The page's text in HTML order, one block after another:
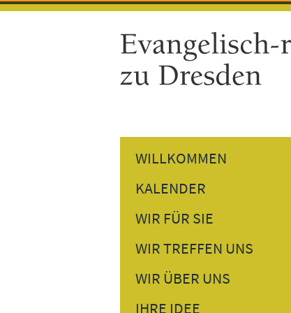
WILLKOMMEN
KALENDER
GOTTESDIENSTE
GEMEINDETERMINE
WIR FÜR SIE
PREDIGTEN NACHHÖREN
PERSÖNLICHES GESPRÄCH
WIR TREFFEN UNS
DONNERSTAGSTREFF
GESPRÄCH AM
WIR ÜBER UNS
UNSER PFARRER
IHRE IDEE